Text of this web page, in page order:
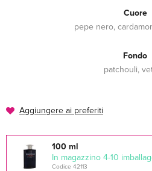
Cuore
pepe nero,
Fondo
patchouli,
Aggiungere ai preferiti
100 ml
In magazzino 4-10
Codice 42113